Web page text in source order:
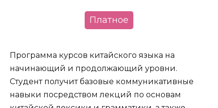
Платное
Программа курсов китайского языка на
начинающий и продолжающий уровни.
Студент получит базовые коммуникативные
навыки посредством лекций по основам